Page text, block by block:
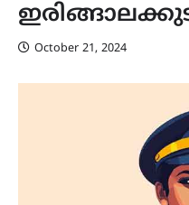
October 21, 2024